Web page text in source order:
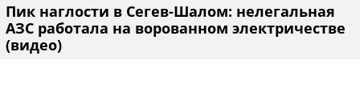
Пик наглости в Сегев-Шалом: нелегальная
АЗС работала на ворованном электричестве
(видео)